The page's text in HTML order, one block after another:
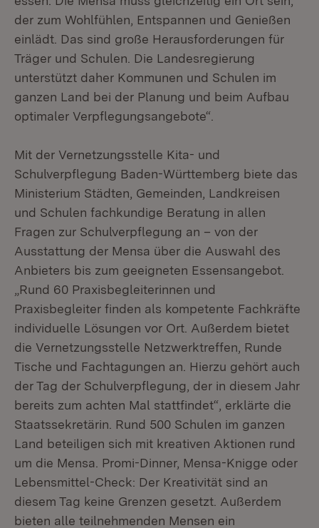
der zum Wohlfühlen, Entspannen und Genießen
einlädt. Das sind große Herausforderungen für
Träger und Schulen. Die Landesregierung
unterstützt daher Kommunen und Schulen im
ganzen Land bei der Planung und beim Aufbau
optimaler Verpflegungsangebote“.
Mit der Vernetzungsstelle Kita- und
Schulverpflegung Baden-Württemberg biete das
Ministerium Städten, Gemeinden, Landkreisen
und Schulen fachkundige Beratung in allen
Fragen zur Schulverpflegung an – von der
Ausstattung der Mensa über die Auswahl des
Anbieters bis zum geeigneten Essensangebot.
„Rund 60 Praxisbegleiterinnen und
Praxisbegleiter finden als kompetente Fachkräfte
individuelle Lösungen vor Ort. Außerdem bietet
die Vernetzungsstelle Netzwerktreffen, Runde
Tische und Fachtagungen an. Hierzu gehört auch
der Tag der Schulverpflegung, der in diesem Jahr
bereits zum achten Mal stattfindet“, erklärte die
Staatssekretärin. Rund 500 Schulen im ganzen
Land beteiligen sich mit kreativen Aktionen rund
um die Mensa. Promi-Dinner, Mensa-Knigge oder
Lebensmittel-Check: Der Kreativität sind an
diesem Tag keine Grenzen gesetzt. Außerdem
bieten alle teilnehmenden Mensen ein